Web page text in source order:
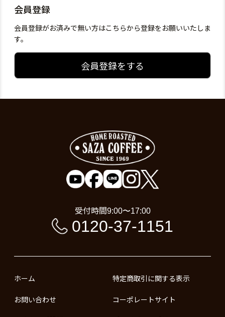
会員登録
会員登録がお済みで無い方はこちらから登録をお願いいたしま
す。
会員登録をする
受付時間9:00〜17:00
0120-37-1151
ホーム
お問い合わせ
特定商取引に関する表示
コーポレートサイト